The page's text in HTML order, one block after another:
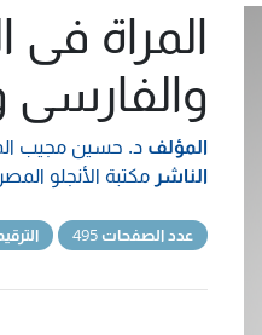
المراة فى
والفارسى
المؤلف د. حسين مجيب
الناشر مكتبة الأنجلو
عدد الصفحات